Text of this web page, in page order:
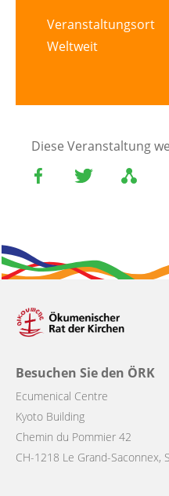
Veranstaltungsort
Weltweit
Diese Veranstaltung
Besuchen Sie den ÖRK
Ecumenical Centre
Kyoto Building
Chemin du Pommier 42
CH-1218 Le Grand-Saconnex,